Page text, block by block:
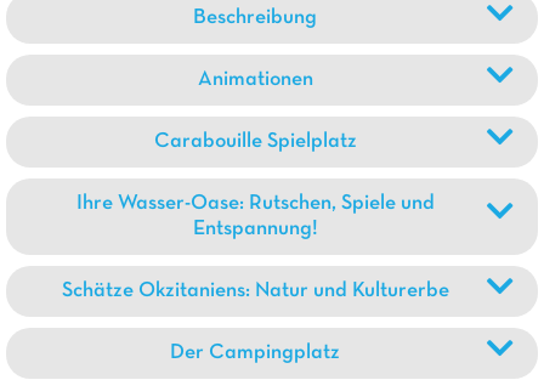
Beschreibung
Animationen
Carabouille Spielplatz
Ihre Wasser-Oase: Rutschen, Spiele und
Entspannung!
Schätze Okzitaniens: Natur und Kulturerbe
Der Campingplatz